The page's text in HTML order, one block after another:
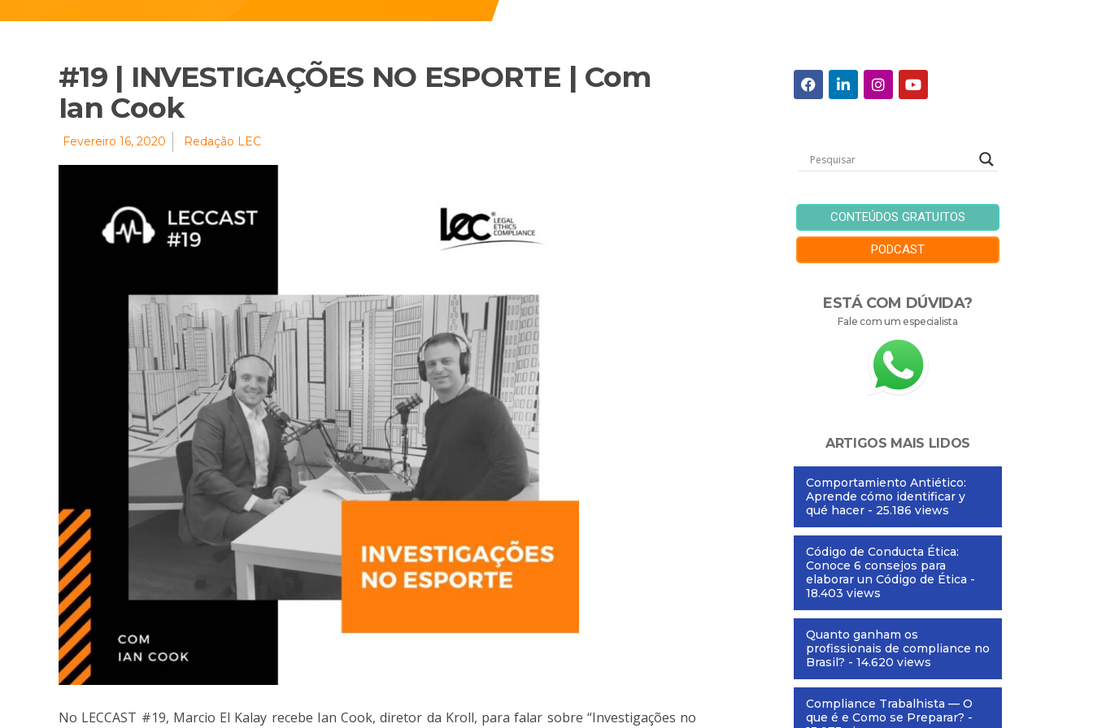
#19 | INVESTIGAÇÕES NO ESPORTE | Com
Ian Cook
Fevereiro 16, 2020 Redação LEC
No LECCAST #19, Marcio El Kalay recebe Ian Cook, diretor da Kroll, para falar sobre “Investigações no
CONTEÚDOS GRATUITOS
PODCAST
ESTÁ COM DÚVIDA?
Fale com um especialista
ARTIGOS MAIS LIDOS
Comportamiento Antiético:
Aprende cómo identificar y
qué hacer - 25.186 views
Código de Conducta Ética:
Conoce 6 consejos para
elaborar un Código de Ética -
18.403 views
Quanto ganham os
profissionais de compliance no
Brasil? - 14.620 views
Compliance Trabalhista — O
que é e Como se Preparar? -